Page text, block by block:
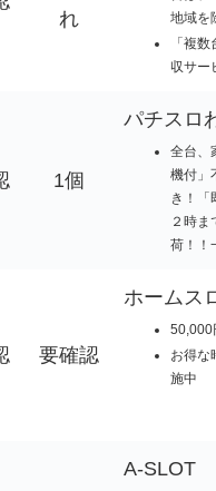
れ
地域を
「複
収サー
1個
パチスロ
全台、
機付」
き！「
２時ま
荷！！
要確認
ホームス
50,000
お得な
施中
A-SLOT